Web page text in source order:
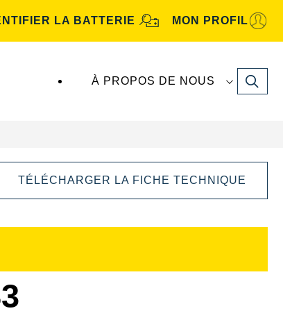
LA BATTERIE MON PROFIL
À PROPOS DE NOUS Search
TÉLÉCHARGER LA FICHE TECHNIQUE